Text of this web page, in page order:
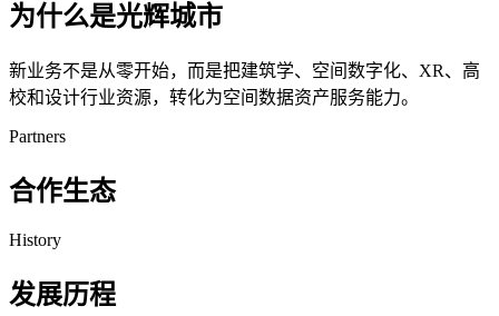
为什么是光辉城市
新业务不是从零开始，而是把建筑学、空间数字化、XR、高
校和设计行业资源，转化为空间数据资产服务能力。
Partners
合作生态
History
发展历程